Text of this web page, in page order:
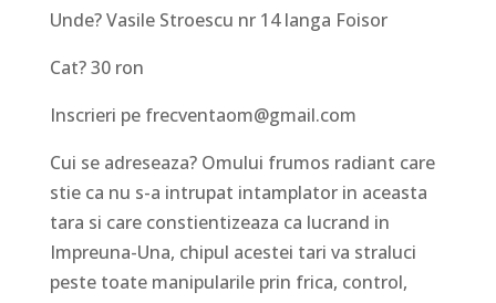
Unde? Vasile Stroescu nr 14 langa Foisor
Cat? 30 ron
Inscrieri pe frecventaom@gmail.com
Cui se adreseaza? Omului frumos radiant care
stie ca nu s-a intrupat intamplator in aceasta
tara si care constientizeaza ca lucrand in
Impreuna-Una, chipul acestei tari va straluci
peste toate manipularile prin frica, control,